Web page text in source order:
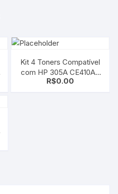
Kit 4 Toners Compatível
com HP 305A CE410A |
CE411A | CE412A |
R$0.00